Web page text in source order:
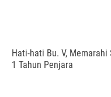
Hati-hati Bu. V,
1 Tahun Penjara